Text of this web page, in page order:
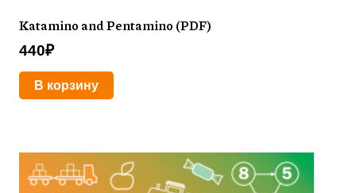
Katamino and Pentamino (PDF)
440₽
В корзину